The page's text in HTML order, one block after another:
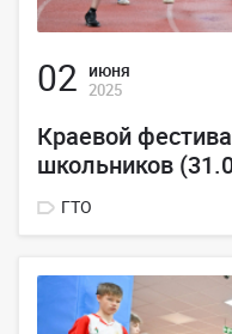
02 июня
2025
Краевой
школьников
ГТО